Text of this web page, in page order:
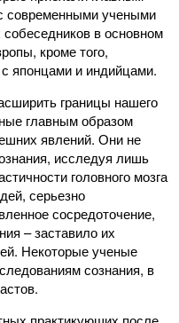
современными учеными
в основном
кроме того,
японцами и индийцами.
границы нашего
главным образом
явлений. Они не
исследуя лишь
головного мозга
серьезно
сосредоточение,
– заставило их
Некоторые ученые
сознания, в